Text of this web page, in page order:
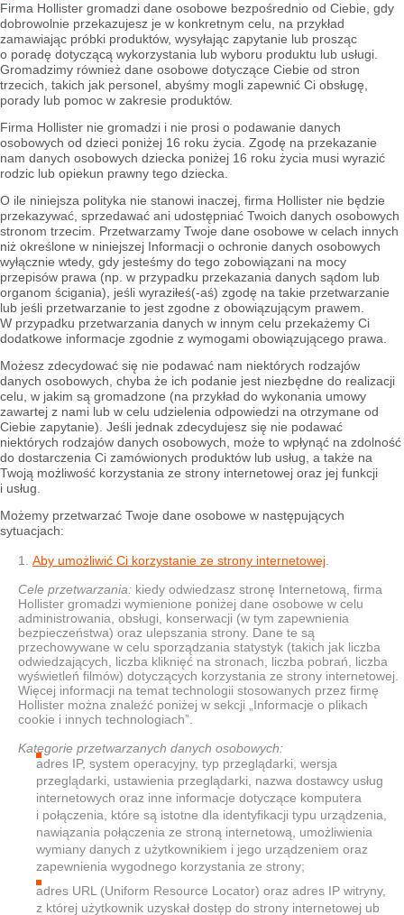
Firma Hollister gromadzi dane osobowe bezpośrednio od Ciebie, gdy
dobrowolnie przekazujesz je w konkretnym celu, na przykład
zamawiając próbki produktów, wysyłając zapytanie lub prosząc
o poradę dotyczącą wykorzystania lub wyboru produktu lub usługi.
Gromadzimy również dane osobowe dotyczące Ciebie od stron
trzecich, takich jak personel, abyśmy mogli zapewnić Ci obsługę,
porady lub pomoc w zakresie produktów.
Firma Hollister nie gromadzi i nie prosi o podawanie danych
osobowych od dzieci poniżej 16 roku życia. Zgodę na przekazanie
nam danych osobowych dziecka poniżej 16 roku życia musi wyrazić
rodzic lub opiekun prawny tego dziecka.
O ile niniejsza polityka nie stanowi inaczej, firma Hollister nie będzie
przekazywać, sprzedawać ani udostępniać Twoich danych osobowych
stronom trzecim. Przetwarzamy Twoje dane osobowe w celach innych
niż określone w niniejszej Informacji o ochronie danych osobowych
wyłącznie wtedy, gdy jesteśmy do tego zobowiązani na mocy
przepisów prawa (np. w przypadku przekazania danych sądom lub
organom ścigania), jeśli wyraziłeś(-aś) zgodę na takie przetwarzanie
lub jeśli przetwarzanie to jest zgodne z obowiązującym prawem.
W przypadku przetwarzania danych w innym celu przekażemy Ci
dodatkowe informacje zgodnie z wymogami obowiązującego prawa.
Możesz zdecydować się nie podawać nam niektórych rodzajów
danych osobowych, chyba że ich podanie jest niezbędne do realizacji
celu, w jakim są gromadzone (na przykład do wykonania umowy
zawartej z nami lub w celu udzielenia odpowiedzi na otrzymane od
Ciebie zapytanie). Jeśli jednak zdecydujesz się nie podawać
niektórych rodzajów danych osobowych, może to wpłynąć na zdolność
do dostarczenia Ci zamówionych produktów lub usług, a także na
Twoją możliwość korzystania ze strony internetowej oraz jej funkcji
i usług.
Możemy przetwarzać Twoje dane osobowe w następujących
sytuacjach:
Aby umożliwić Ci korzystanie ze strony internetowej
Cele przetwarzania: kiedy odwiedzasz stronę Internetową, firma
Hollister gromadzi wymienione poniżej dane osobowe w celu
administrowania, obsługi, konserwacji (w tym zapewnienia
bezpieczeństwa) oraz ulepszania strony. Dane te są
przechowywane w celu sporządzania statystyk (takich jak liczba
odwiedzających, liczba kliknięć na stronach, liczba pobrań, liczba
wyświetleń filmów) dotyczących korzystania ze strony internetowej.
Więcej informacji na temat technologii stosowanych przez firmę
Hollister można znaleźć poniżej w sekcji „Informacje o plikach
cookie i innych technologiach”.
Kategorie przetwarzanych danych osobowych:
adres IP, system operacyjny, typ przeglądarki, wersja
przeglądarki, ustawienia przeglądarki, nazwa dostawcy usług
internetowych oraz inne informacje dotyczące komputera
i połączenia, które są istotne dla identyfikacji typu urządzenia,
nawiązania połączenia ze stroną internetową, umożliwienia
wymiany danych z użytkownikiem i jego urządzeniem oraz
zapewnienia wygodnego korzystania ze strony;
adres URL (Uniform Resource Locator) oraz adres IP witryny,
z której użytkownik uzyskał dostęp do strony internetowej ub